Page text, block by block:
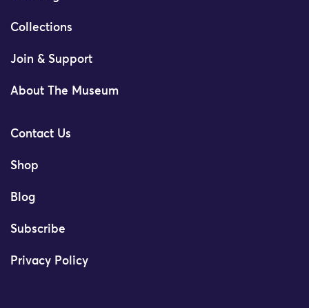
Collections
Join & Support
About The Museum
Contact Us
Shop
Blog
Subscribe
Privacy Policy